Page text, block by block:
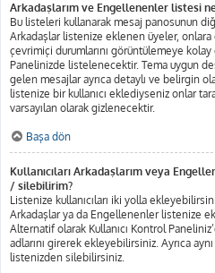
Arkadaşlarım ve Engellenenler listesi
Bu listeleri kullanarak mesaj panosunun
Arkadaşlar listenize eklenen üyeler,
çevrimiçi durumlarını görüntülemeye
Panelinizde listelenecektir. Tema uygun
gelen mesajlar ayrıca detaylı ve belirgin
listenize bir kullanıcı eklediyseniz onlar
varsayılan olarak gizlenecektir.
Başa dön
Kullanıcıları Arkadaşlarım veya
/ silebilirim?
Listenize kullanıcıları iki yolla
Arkadaşlar ya da Engellenenler listenize
Alternatif olarak Kullanıcı Kontrol
adlarını girerek ekleyebilirsiniz. Ayrıca aynı
listenizden silebilirsiniz.